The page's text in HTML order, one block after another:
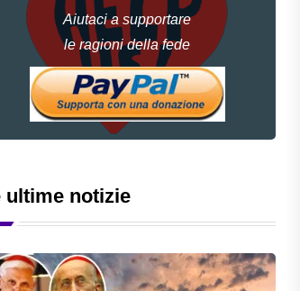
Aiutaci a supportare
le ragioni della fede
ultime notizie